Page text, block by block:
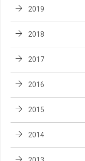
2019
2018
2017
2016
2015
2014